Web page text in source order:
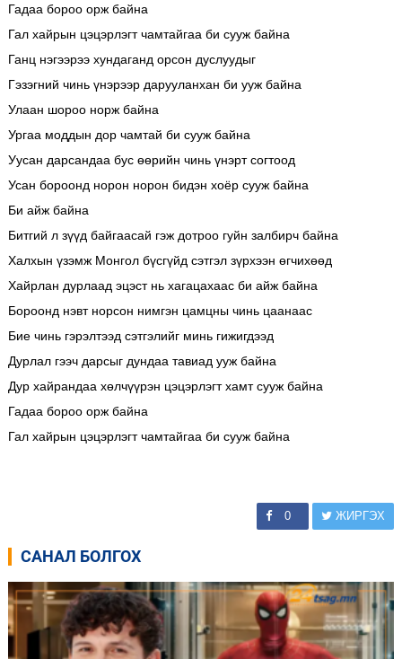
Гадаа бороо орж байна
Гал хайрын цэцэрлэгт чамтайгаа би сууж байна
Ганц нэгээрээ хундаганд орсон дуслуудыг
Гэзэгний чинь үнэрээр дарууланхан би ууж байна
Улаан шороо норж байна
Ургаа моддын дор чамтай би сууж байна
Уусан дарсандаа бус өөрийн чинь үнэрт согтоод
Усан бороонд норон норон бидэн хоёр сууж байна
Би айж байна
Битгий л зүүд байгаасай гэж дотроо гуйн залбирч байна
Халхын үзэмж Монгол бүсгүйд сэтгэл зүрхээн өгчихөөд
Хайрлан дурлаад эцэст нь хагацахаас би айж байна
Бороонд нэвт норсон нимгэн цамцны чинь цаанаас
Бие чинь гэрэлтээд сэтгэлийг минь гижигдээд
Дурлал гээч дарсыг дундаа тавиад ууж байна
Дур хайрандаа хөлчүүрэн цэцэрлэгт хамт сууж байна
Гадаа бороо орж байна
Гал хайрын цэцэрлэгт чамтайгаа би сууж байна
0 ЖИРГЭХ
САНАЛ БОЛГОХ